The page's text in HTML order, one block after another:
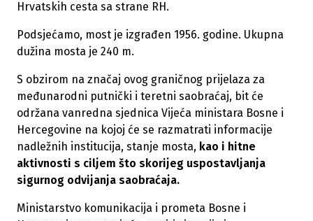
Hrvatskih cesta sa strane RH.
Podsjećamo, most je izgrađen 1956. godine. Ukupna
dužina mosta je 240 m.
S obzirom na značaj ovog graničnog prijelaza za
međunarodni putnički i teretni saobraćaj, bit će
održana vanredna sjednica Vijeća ministara Bosne i
Hercegovine na kojoj će se razmatrati informacije
nadležnih institucija, stanje mosta, kao i hitne
aktivnosti s ciljem što skorijeg uspostavljanja
sigurnog odvijanja saobraćaja.
Ministarstvo komunikacija i prometa Bosne i